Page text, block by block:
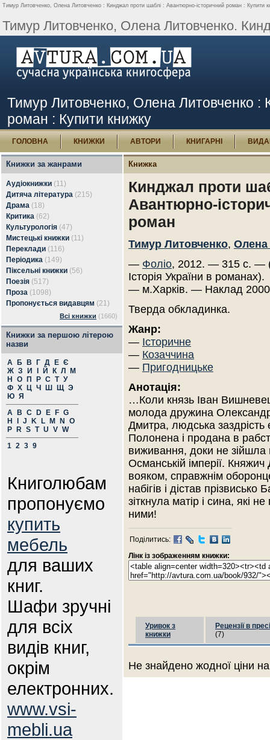
Тимур Литовченко, Олена Литовченко : Кинджал проти шаблі : Авантюрно-історичний роман : Купити
Тимур Литовченко, Олена Литовченко.
Тимур Литовченко, Олена Литовченко :
роман : Купити книжку
ГОЛОВНА КНИЖКИ АВТОРИ КНИГАРНІ
Книжки за жанрами
Аудіокнижки (11)
Дитяча література (215)
Драма (18)
Критика (62)
Культурологія (47)
Мистецькі книжки (11)
Переклади (116)
Періодика (149)
Піксельні книжки (56)
Поезія (517)
Проза (1098)
Пропонується видавцям (21)
Всі книжки (1660)
Книжки за першою літерою
назви
А Б В Г Д Е Є
Ж З И Й К Л
М
Н
О П Р С Т У
Ф Х Ц Ч Ш Щ Э
Ю Я
A
B C D E F G
H
J K L M N
O
P
R S T U V W
1 2 3 9
Книголюбам
пропонуємо
купить
мебель
для ваших
книг.
Шафи зручні
для всіх
видів книг,
окрім
електронних.
www.vsi-
mebli.ua
Книжка
Кинджал проти
Авантюрно-
роман
Тимур Литовченко, Олена
— Фоліо, 2012. — 315 с. —
Історія України в романах).
— м.Харків. — Наклад
Тверда обкладинка.
Жанр:
— Історичне
— Козаччина
— Пригодницьке
Анотація:
…Коли князь Іван
молода дружина
Дмитра, людська
Полонена і продана в
виживання, доки не
Османській імперії.
вояком, справжнім
набігів і дістав
зіткнула матір і сина, які
ними!
Поділитись:
Лінк із зображенням книжки:
Уривок з
книжки
Рецензії в пресі
(7)
Не знайдено жодної ціни